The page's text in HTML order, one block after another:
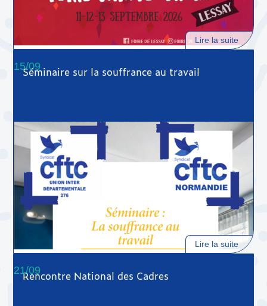
Lire la suite
15/09
Séminaire sur la souffrance au travail
Lire la suite
21/09
Rencontre National des Cadres